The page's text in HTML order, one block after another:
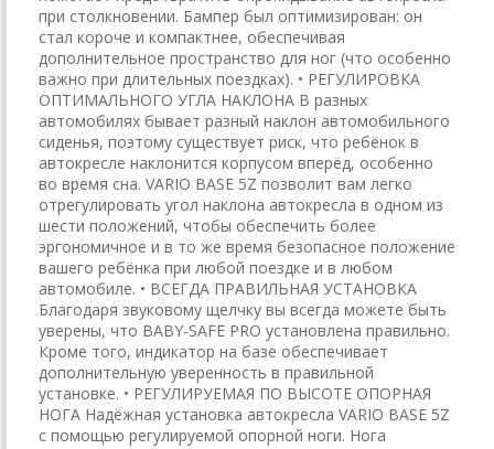
при столкновении. Бампер был оптимизирован: он
стал короче и компактнее, обеспечивая
дополнительное пространство для ног (что особенно
важно при длительных поездках). • РЕГУЛИРОВКА
ОПТИМАЛЬНОГО УГЛА НАКЛОНА В разных
автомобилях бывает разный наклон автомобильного
сиденья, поэтому существует риск, что ребёнок в
автокресле наклонится корпусом вперёд, особенно
во время сна. VARIO BASE 5Z позволит вам легко
отрегулировать угол наклона автокресла в одном из
шести положений, чтобы обеспечить более
эргономичное и в то же время безопасное положение
вашего ребёнка при любой поездке и в любом
автомобиле. • ВСЕГДА ПРАВИЛЬНАЯ УСТАНОВКА
Благодаря звуковому щелчку вы всегда можете быть
уверены, что BABY-SAFE PRO установлена правильно.
Кроме того, индикатор на базе обеспечивает
дополнительную уверенность в правильной
установке. • РЕГУЛИРУЕМАЯ ПО ВЫСОТЕ ОПОРНАЯ
НОГА Надёжная установка автокресла VARIO BASE 5Z
с помощью регулируемой опорной ноги. Нога